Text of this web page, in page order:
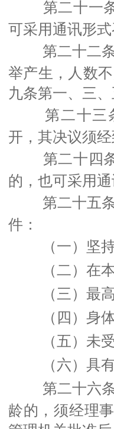
第二十一
可采用通讯形
第二十二
举产生，人数
九条第一、三
第二十三
开，其决议须
第二十四
的，也可采用
第二十五
件：
（一）坚
（二）在
（三）最
（四）身
（五）未
（六）具
第二十六
龄的，须经理